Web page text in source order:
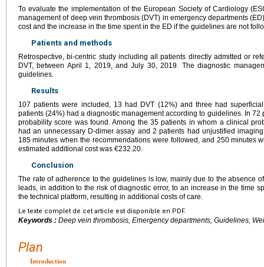
To evaluate the implementation of the European Society of Cardiology
management of deep vein thrombosis (DVT) in emergency departments
cost and the increase in the time spent in the ED if the guidelines are not
Patients and methods
Retrospective, bi-centric study including all patients directly admitted or
DVT, between April 1, 2019, and July 30, 2019. The diagnostic
guidelines.
Results
107 patients were included, 13 had DVT (12%) and three had
patients (24%) had a diagnostic management according to guidelines. In 72
probability score was found. Among the 35 patients in whom a clinical
had an unnecessary D-dimer assay and 2 patients had unjustified
185 minutes when the recommendations were followed, and 250 minutes
estimated additional cost was €232.20.
Conclusion
The rate of adherence to the guidelines is low, mainly due to the absence
leads, in addition to the risk of diagnostic error, to an increase in the time
the technical platform, resulting in additional costs of care.
Le texte complet de cet article est disponible en PDF.
Keywords : Deep vein thrombosis, Emergency departments, Guidelines,
Plan
Introduction